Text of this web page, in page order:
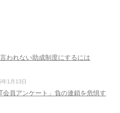
われない助成制度にするには
年1月13日
会員アンケート」負の連鎖を危惧す